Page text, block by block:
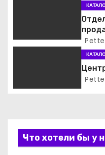
п
с
мЧто хотели бы у